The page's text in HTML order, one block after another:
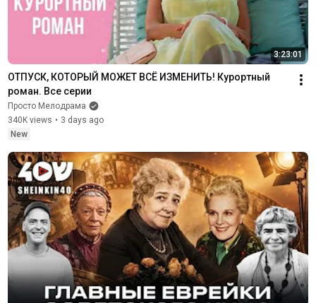
3:23:01
ОТПУСК, КОТОРЫЙ МОЖЕТ ВСЁ ИЗМЕНИТЬ! Курортный
роман. Все серии
Просто Мелодрама
340K views • 3 days ago
New